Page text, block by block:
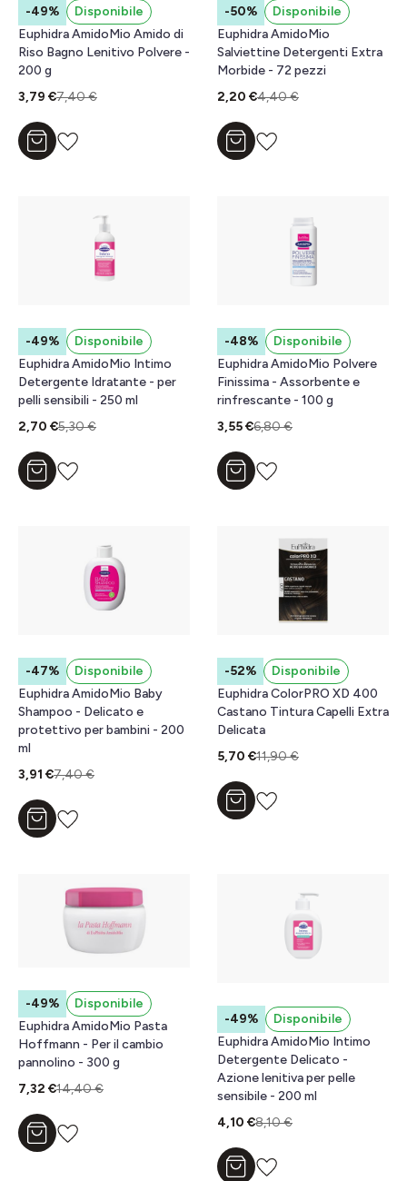
-49%
Disponibile
Euphidra AmidoMio Amido di
Riso Bagno Lenitivo Polvere -
200 g
3,79 €7,40 €
Aggiungi al carrello
-50%
Disponibile
Euphidra AmidoMio
Salviettine Detergenti Extra
Morbide - 72 pezzi
2,20 €4,40 €
Aggiungi al carrello
-49%
Disponibile
Euphidra AmidoMio Intimo
Detergente Idratante - per
pelli sensibili - 250 ml
2,70 €5,30 €
Aggiungi al carrello
-48%
Disponibile
Euphidra AmidoMio Polvere
Finissima - Assorbente e
rinfrescante - 100 g
3,55 €6,80 €
Aggiungi al carrello
-47%
Disponibile
Euphidra AmidoMio Baby
Shampoo - Delicato e
protettivo per bambini - 200
ml
3,91 €7,40 €
Aggiungi al carrello
-52%
Disponibile
Euphidra ColorPRO XD 400
Castano Tintura Capelli Extra
Delicata
5,70 €11,90 €
Aggiungi al carrello
-49%
Disponibile
Euphidra AmidoMio Pasta
Hoffmann - Per il cambio
pannolino - 300 g
7,32 €14,40 €
Aggiungi al carrello
-49%
Disponibile
Euphidra AmidoMio Intimo
Detergente Delicato -
Azione lenitiva per pelle
sensibile - 200 ml
4,10 €8,10 €
Aggiungi al carrello